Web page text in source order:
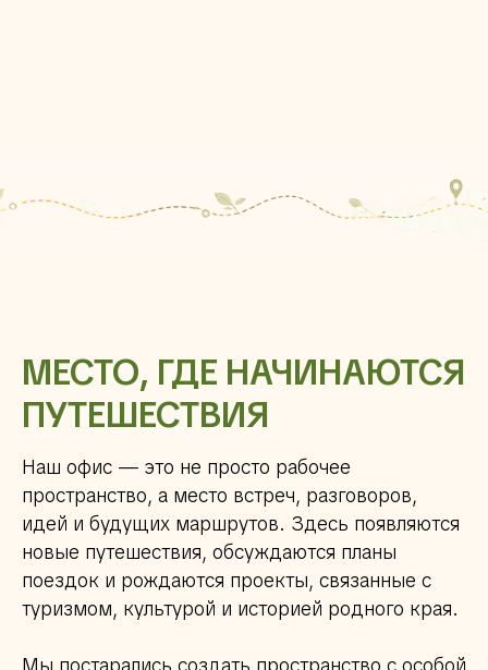
МЕСТО, ГДЕ НАЧИНАЮТСЯ
ПУТЕШЕСТВИЯ
Наш офис — это не просто рабочее
пространство, а место встреч, разговоров,
идей и будущих маршрутов. Здесь появляются
новые путешествия, обсуждаются планы
поездок и рождаются проекты, связанные с
туризмом, культурой и историей родного края.